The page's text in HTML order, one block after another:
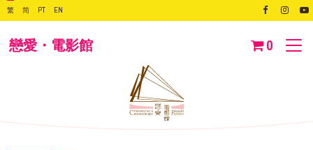
繁 简 PT EN
戀愛・電影館 0